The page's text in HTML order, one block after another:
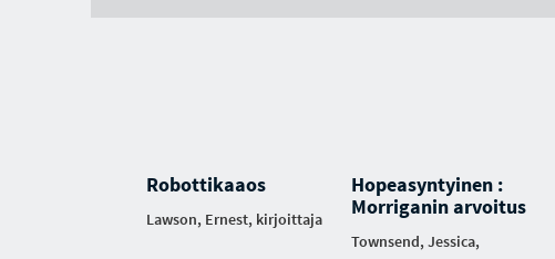
Robottikaaos
Lawson, Ernest, kirjoittaja
Hopeasyntyinen :
Morriganin arvoitus
Townsend, Jessica,